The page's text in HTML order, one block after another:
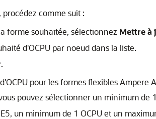
comme suit :
forme souhaitée, sélectionnez Mettre à
d'OCPU par noeud dans la liste.
.
pour les formes flexibles Ampere
pouvez sélectionner un minimum de
un minimum de 1 OCPU et un